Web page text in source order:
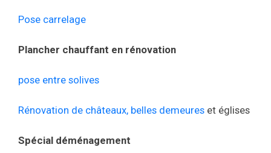
Pose carrelage
Plancher chauffant en rénovation
pose entre solives
Rénovation de châteaux, belles demeures et églises
Spécial déménagement